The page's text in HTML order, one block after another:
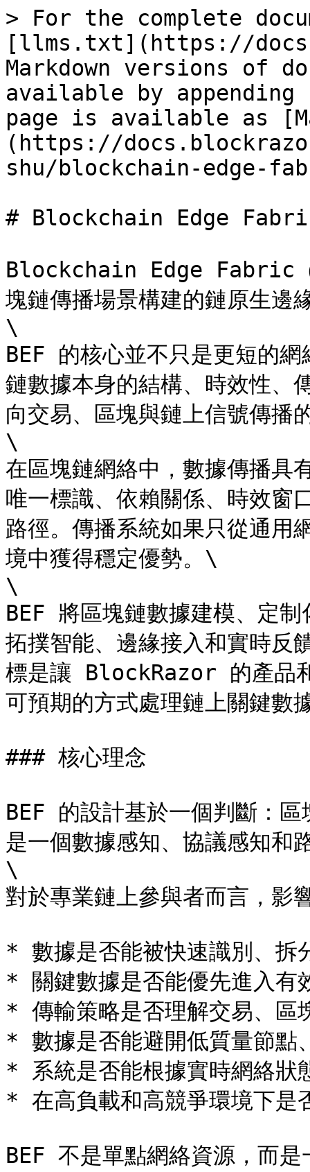
> For the complete
[llms.txt](https://
Markdown versions of
available by
page is available as
(https://
shu/blockchain-edge-
# Blockchain Edge
Blockchain Edge Fabric
塊鏈傳播場景構建的鏈原生邊
​\
BEF 的核心並不只是更短的
鏈數據本身的結構、時效性、
向交易、區塊與鏈上信號傳播
​\
在區塊鏈網絡中，數據傳播具
唯一標識、依賴關係、時效窗
路徑。傳播系統如果只從通用
境中獲得穩定優勢。\
​\
BEF 將區塊鏈數據建模、定
拓撲智能、邊緣接入和實時反
標是讓 BlockRazor 的產品
可預期的方式處理鏈上關鍵數
### 核心理念
BEF 的設計基於一個判斷：
是一個數據感知、協議感知和
​\
對於專業鏈上參與者而言，影
* 數據是否能被快速識別、拆
* 關鍵數據是否能優先進入有
* 傳輸策略是否理解交易、區
* 數據是否能避開低質量節點
* 系統是否能根據實時網絡狀
* 在高負載和高競爭環境下是
BEF 不是單點網絡資源，而